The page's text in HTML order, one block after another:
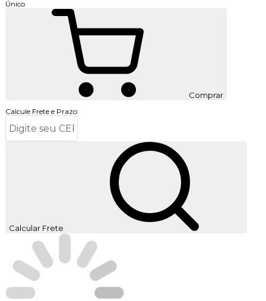
Único
Comprar
Calcule Frete e Prazo
Calcular Frete